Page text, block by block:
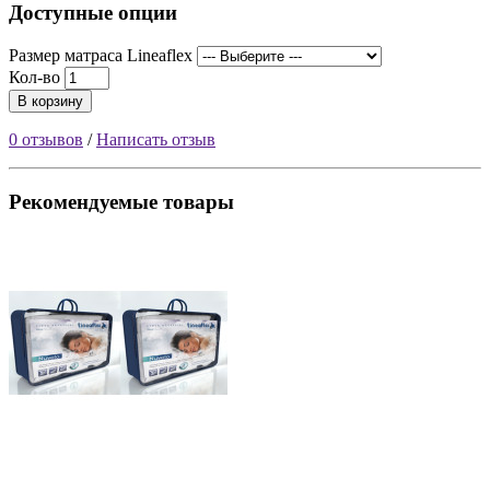
Доступные опции
Размер матраса Lineaflex
Кол-во
В корзину
0 отзывов /Написать отзыв
Рекомендуемые товары